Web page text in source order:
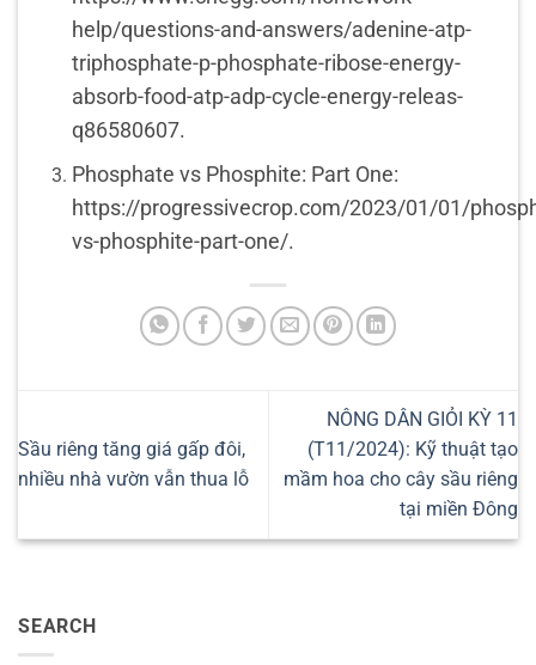
help/questions-and-answers/adenine-atp-
triphosphate-p-phosphate-ribose-energy-
absorb-food-atp-adp-cycle-energy-releas-
q86580607.
Phosphate vs Phosphite: Part One:
https://progressivecrop.com/2023/01/01/
vs-phosphite-part-one/.
Sầu riêng tăng giá gấp đôi,
nhiều nhà vườn vẫn thua lỗ
NÔNG DÂN GIỎI KỲ 11
(T11/2024): Kỹ thuật tạo
mầm hoa cho cây sầu riêng
tại miền Đông
SEARCH